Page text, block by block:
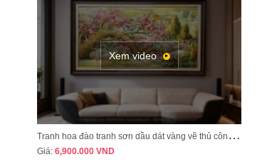
Xem video
T
ranh hoa đào tranh sơn dầu dát vàng vẽ thủ công MÃ HD07
Giá: 6,900.000 VND